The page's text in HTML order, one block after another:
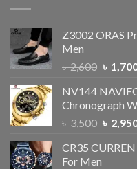
Z3002 ORAS
Men
৳2,600 ৳
NV144
Chronograph
৳3,500 ৳
CR35
For Men